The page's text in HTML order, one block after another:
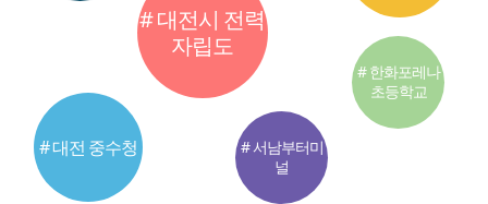
# 대전시 전력
자립도
# 대전 중수청
# 서남부터미
널
# 한화포레나
초등학교